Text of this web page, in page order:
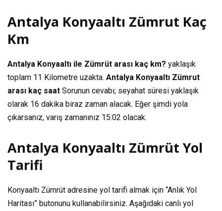
Antalya Konyaaltı Zümrut Kaç
Km
Antalya Konyaaltı ile Zümrüt arası kaç km? yaklaşık
toplam 11 Kilometre uzakta. Antalya Konyaaltı Zümrut
arası kaç saat Sorunun cevabı; seyahat süresi yaklaşık
olarak 16 dakika biraz zaman alacak. Eğer şimdi yola
çıkarsanız, varış zamanınız 15:02 olacak.
Antalya Konyaaltı Zümrüt Yol
Tarifi
Konyaaltı Zümrüt adresine yol tarifi almak için “Anlık Yol
Haritası” butonunu kullanabilirsiniz. Aşağıdaki canlı yol